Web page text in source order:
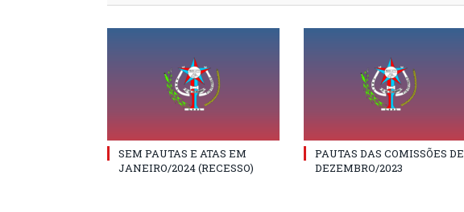
SEM PAUTAS E ATAS EM
JANEIRO/2024 (RECESSO)
PAUTAS DAS COMISSÕES DE
DEZEMBRO/2023